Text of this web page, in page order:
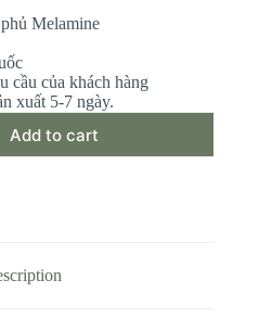
Melamine
cầu của khách hàng
xuất 5-7 ngày.
Add to cart